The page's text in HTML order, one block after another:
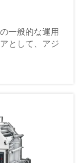
一般的な運用
として、アジ
り現地サービ
から、低価格
以下にまとめ